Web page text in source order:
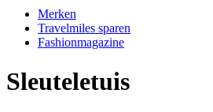
Merken
Travelmiles sparen
Fashionmagazine
Sleuteletuis